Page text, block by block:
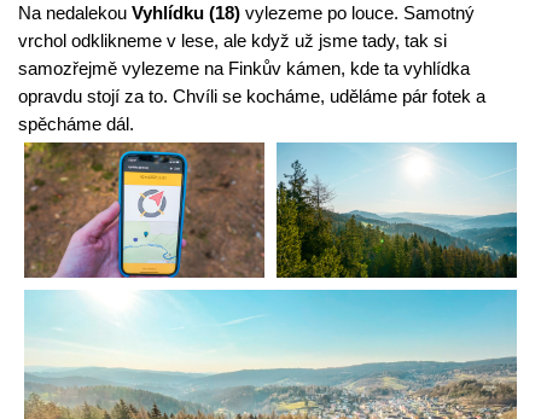
Na nedalekou Vyhlídku (18) vylezeme po louce. Samotný
vrchol odklikneme v lese, ale když už jsme tady, tak si
samozřejmě vylezeme na Finkův kámen, kde ta vyhlídka
opravdu stojí za to. Chvíli se kocháme, uděláme pár fotek a
spěcháme dál.